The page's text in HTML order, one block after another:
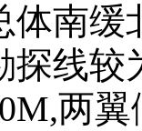
南缓
探线较
两翼